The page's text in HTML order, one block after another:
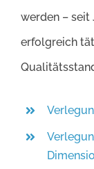
werden – seit
erfolgreich